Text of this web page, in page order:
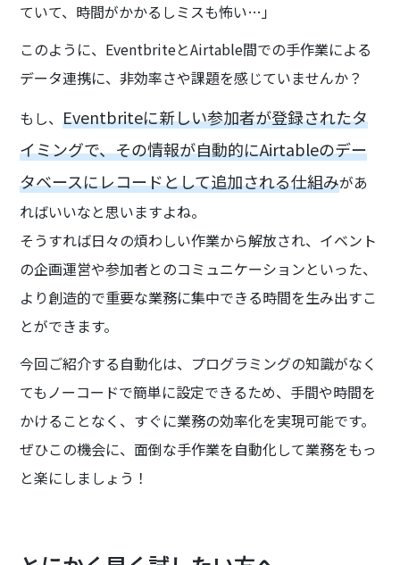
ていて、時間がかかるしミスも怖い…」
このように、EventbriteとAirtable間での手作業による
データ連携に、非効率さや課題を感じていませんか？
もし、Eventbriteに新しい参加者が登録されたタ
イミングで、その情報が自動的にAirtableのデー
タベースにレコードとして追加される仕組みがあ
ればいいなと思いますよね。
そうすれば日々の煩わしい作業から解放され、イベント
の企画運営や参加者とのコミュニケーションといった、
より創造的で重要な業務に集中できる時間を生み出すこ
とができます。
今回ご紹介する自動化は、プログラミングの知識がなく
てもノーコードで簡単に設定できるため、手間や時間を
かけることなく、すぐに業務の効率化を実現可能です。
ぜひこの機会に、面倒な手作業を自動化して業務をもっ
と楽にしましょう！